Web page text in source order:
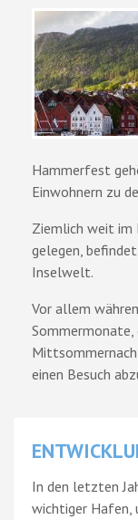
Hammerfest
Einwohnern zu
Ziemlich weit im
gelegen,
Inselwelt.
Vor allem
Sommermonate,
einen Besuch
In den letzten
wichtiger Hafen,